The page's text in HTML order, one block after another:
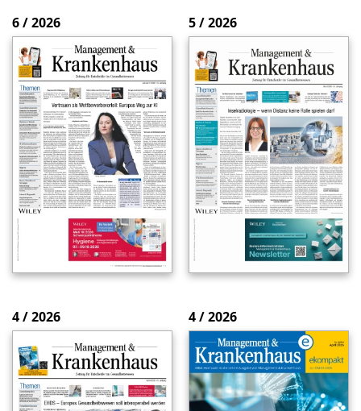
6 / 2026 5 / 2026
4 / 2026 4 / 2026